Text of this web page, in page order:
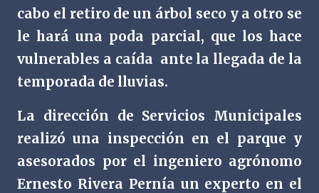
cabo el retiro de un árbol seco y a otro se
le hará una poda parcial, que los hace
vulnerables a caída ante la llegada de la
temporada de lluvias.
La dirección de Servicios Municipales
realizó una inspección en el parque y
asesorados por el ingeniero agrónomo
Ernesto Rivera Pernía un experto en el